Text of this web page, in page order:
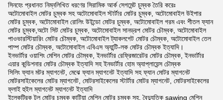
সিনহেং প্রধানত নিম্নলিখিত ধরণের সিরামিক আর্ক সেগমেন্ট চুম্বক তৈরি করেঃ
অটোমোবাইল মোটর চুম্বক সহ অটোমোবাইল স্টার্টার মোটর চুম্বক, অটোমোবাইল উইপার
মোটর চুম্বক, অটোমোবাইল রোলিং উইন্ডো মোটর চুম্বক, অটোমোবাইল গরম এবং শীতল ফ্যান
মোটর চুম্বক,অটো সিট মোটর চুম্বক, অটোমোবাইল সানড্রপ মোটর চৌম্বক, অটোমোবাইল
পাওভারস্টিয়ারিং মোটর চৌম্বক, অটোমোবাইল ট্যাকলগেট মোটর চৌম্বক, অটোমোবাইল তেল
পাম্প মোটর চৌম্বক, অটোমোবাইল এবিএস অ্যান্টি-লক মোটর চৌম্বক ইত্যাদি।
ইনভার্টার ওয়াশিং মেশিন মোটর চৌম্বক, ইনভার্টার রেফ্রিজারেটর মোটর চৌম্বক, ইনভার্টার
এয়ার কন্ডিশনার মোটর চৌম্বক ইত্যাদি সহ ইনভার্টার হোম অ্যাপ্লায়েন্স চৌম্বক
সিলিং ফ্যান মটর ম্যাগনেট, মেঝে ফ্যান ম্যাগনেট ইত্যাদি সহ ফ্যান মোটর ম্যাগনেট
মোটরসাইকেলের মোটর ম্যাগনেট, মোটরসাইকেলের স্টার্টার মোটর ম্যাগনেট, মোটরসাইকেলের
ফ্লাই হুইল ম্যাগনেট ম্যাগনেট ইত্যাদি
ইলেকট্রিক টুল মোটর চুম্বক কাটিয়া মেশিন মোটর চুম্বক সহ, বৈদ্যুতিক sawing মেশিন